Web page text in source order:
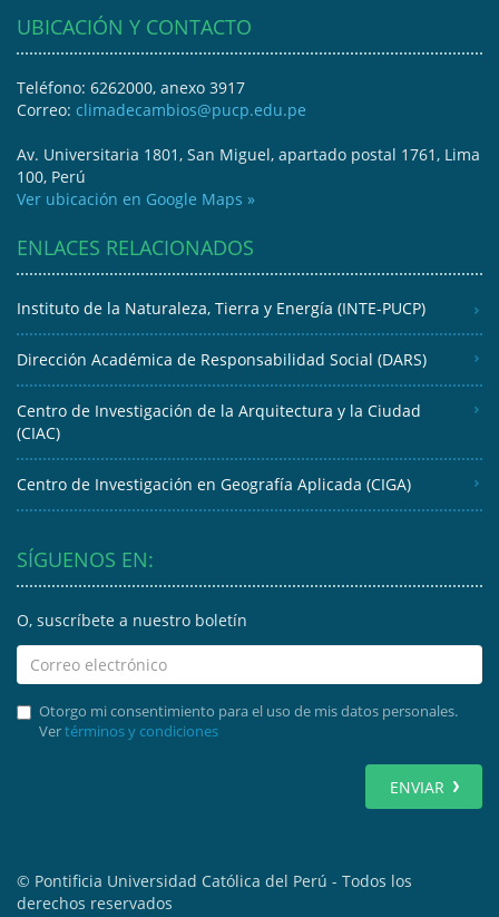
UBICACIÓN Y CONTACTO
Teléfono: 6262000, anexo 3917
Correo: climadecambios@pucp.edu.pe
Av. Universitaria 1801, San Miguel, apartado postal 1761, Lima
100, Perú
Ver ubicación en Google Maps »
ENLACES RELACIONADOS
Instituto de la Naturaleza, Tierra y Energía (INTE-PUCP)
Dirección Académica de Responsabilidad Social (DARS)
Centro de Investigación de la Arquitectura y la Ciudad
(CIAC)
Centro de Investigación en Geografía Aplicada (CIGA)
SÍGUENOS EN:
O, suscríbete a nuestro boletín
Otorgo mi consentimiento para el uso de mis datos personales.
Vertérminos y condiciones
ENVIAR
© Pontificia Universidad Católica del Perú - Todos los
derechos reservados